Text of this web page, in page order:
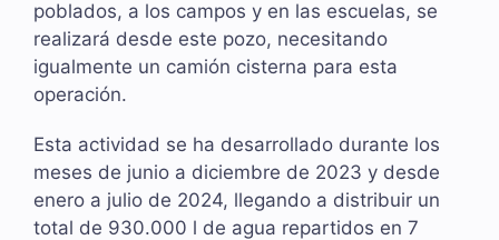
poblados, a los campos y en las escuelas, se
realizará desde este pozo, necesitando
igualmente un camión cisterna para esta
operación.
Esta actividad se ha desarrollado durante los
meses de junio a diciembre de 2023 y desde
enero a julio de 2024, llegando a distribuir un
total de 930.000 l de agua repartidos en 7